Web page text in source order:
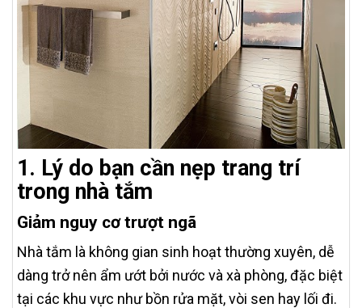
1. Lý do bạn cần nẹp trang trí
trong nhà tắm
Giảm nguy cơ trượt ngã
Nhà tắm là không gian sinh hoạt thường xuyên, dễ
dàng trở nên ẩm ướt bởi nước và xà phòng, đặc biệt
tại các khu vực như bồn rửa mặt, vòi sen hay lối đi.